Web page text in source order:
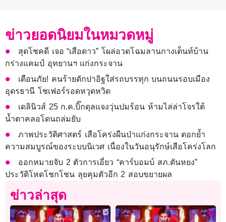
ข่าวยอดนิยมในหมวดหมู่
สุดโชคดี เจอ “เสือดาว” โผล่อวดโฉมลานกางเต็นท์บ้าน
กร่างแคมป์ อุทยานฯ แก่งกระจาน
เตือนภัย! คนร้ายดักปาอิฐใส่รถบรรทุก บนถนนรอบเมือง
อุดรธานี โชเฟอร์รอดหวุดหวิด
เดลินิวส์ 25 ก.ค.บิ๊กดุลแจงวุ่นปมร้อน ห้ามไล่ล่าโจรใต้
น้ำตาคลอโดนถล่มยับ
ภาพประวัติศาสตร์ เสือโคร่งผืนป่าแก่งกระจาน ตอกย้ำ
ความสมบูรณ์ของระบบนิเวศ เนื่องในวันอนุรักษ์เสือโคร่งโลก
ออกหมายจับ 2 ตัวการเอี่ยว “คาร์บอมบ์ สภ.ตันหยง”
ประวัติโหดโชกโชน ลุยคุมตัวอีก 2 สอบขยายผล
ข่าวล่าสุด